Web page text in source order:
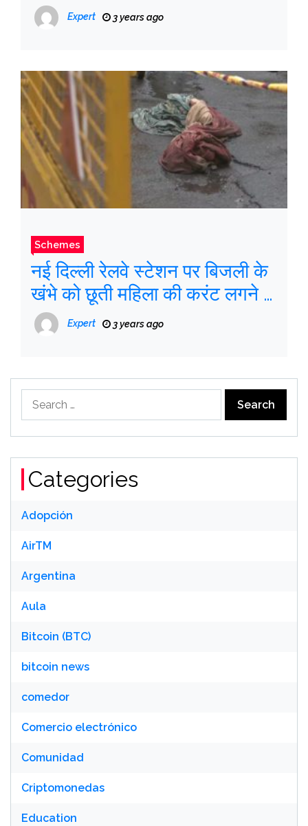
Expert 3 years ago
Schemes
नई दिल्ली रेलवे स्टेशन पर बिजली के
खंभे को छूती महिला की करंट लगने से
मौत
Expert 3 years ago
for:
Categories
Adopción
AirTM
Argentina
Aula
Bitcoin (BTC)
bitcoin news
comedor
Comercio electrónico
Comunidad
Criptomonedas
Education